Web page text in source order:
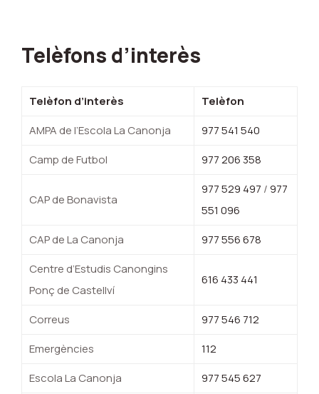
Telèfons d’interès
Telèfon d’interès
Telèfon
AMPA de l’Escola La Canonja
977 541 540
Camp de Futbol
977 206 358
CAP de Bonavista
977 529 497 / 977
551 096
CAP de La Canonja
977 556 678
Centre d’Estudis Canongins
Ponç de Castellví
616 433 441
Correus
977 546 712
Emergències
112
Escola La Canonja
977 545 627